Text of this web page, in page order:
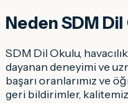
Neden SDM Dil
SDM Dil Okulu,
dayanan deneyimi ve
başarı oranlarımız ve
geri bildirimler,